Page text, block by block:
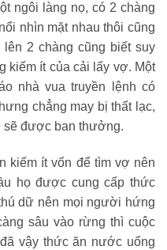
ngôi làng nọ, có 2 chàng
nhìn mặt nhau thôi cũng
2 chàng cũng biết suy
kiếm ít của cải lấy vợ. Một
nhà vua truyền lệnh có
chẳng may bị thất lạc,
sẽ được ban thưởng.
kiếm ít vốn để tìm vợ nên
họ được cung cấp thức
dữ nên mọi người hứng
sâu vào rừng thì cuộc
vậy thức ăn nước uống